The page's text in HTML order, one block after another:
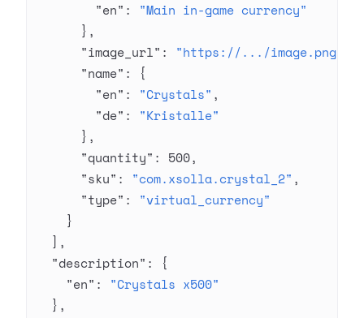
        "en"
: "Main in-game currency"
      },
      "image_url"
: "https://.../image.png"
      "name"
: {
        "en"
: "Crystals" ,
        "de"
: "Kristalle"
      },
      "quantity"
: 500,
      "sku"
: "com.xsolla.crystal_2" ,
      "type"
: "virtual_currency"
    }
  ],
  "description"
: {
    "en"
: "Crystals x500"
  },